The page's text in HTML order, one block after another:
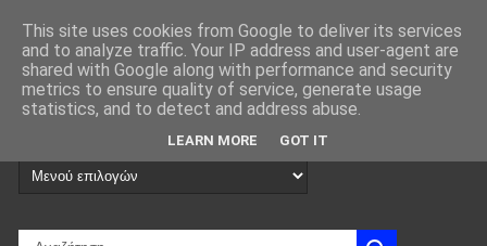
This site uses cookies from Google to deliver its services
and to analyze traffic. Your IP address and user-agent are
shared with Google along with performance and security
metrics to ensure quality of service, generate usage
statistics, and to detect and address abuse.
LEARN MORE GOT IT